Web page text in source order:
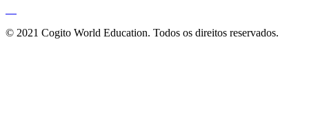
© 2021 Cogito World Education. Todos os direitos reservados.